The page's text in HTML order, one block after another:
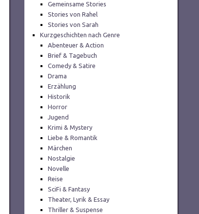
Gemeinsame Stories
Stories von Rahel
Stories von Sarah
Kurzgeschichten nach Genre
Abenteuer & Action
Brief & Tagebuch
Comedy & Satire
Drama
Erzählung
Historik
Horror
Jugend
Krimi & Mystery
Liebe & Romantik
Märchen
Nostalgie
Novelle
Reise
SciFi & Fantasy
Theater, Lyrik & Essay
Thriller & Suspense